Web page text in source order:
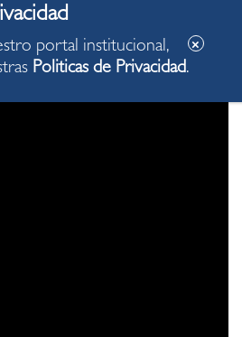
de 2021, con algunas de las
en nuestro distrito.
portal institucional,
Politicas de Privacidad.